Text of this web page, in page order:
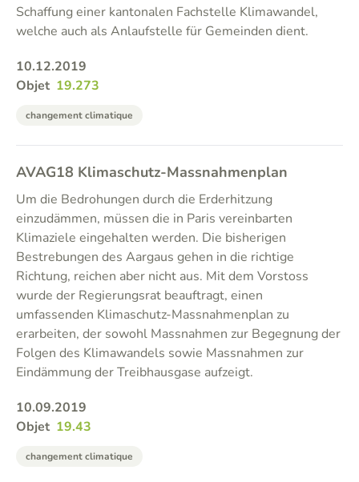
Schaffung einer kantonalen Fachstelle Klimawandel,
welche auch als Anlaufstelle für Gemeinden dient.
10.12.2019
Objet 19.273
changement climatique
AVAG18 Klimaschutz-Massnahmenplan
Um die Bedrohungen durch die Erderhitzung
einzudämmen, müssen die in Paris vereinbarten
Klimaziele eingehalten werden. Die bisherigen
Bestrebungen des Aargaus gehen in die richtige
Richtung, reichen aber nicht aus. Mit dem Vorstoss
wurde der Regierungsrat beauftragt, einen
umfassenden Klimaschutz-Massnahmenplan zu
erarbeiten, der sowohl Massnahmen zur Begegnung der
Folgen des Klimawandels sowie Massnahmen zur
Eindämmung der Treibhausgase aufzeigt.
10.09.2019
Objet 19.43
changement climatique